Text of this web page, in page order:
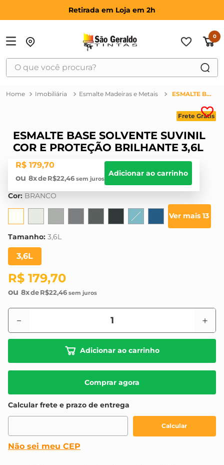
Retirada em Loja em 2h
0
O que você procura?
Imobiliária Esmalte Madeiras e Metais ESMALTE BASE SOLVENTE SUVINIL COR E PROTEÇÃO BRILHANTE 3,6L
Frete Grátis
ESMALTE BASE SOLVENTE SUVINIL
COR E PROTEÇÃO BRILHANTE 3,6L
R$ 179,70
8 R$22,46
Adicionar ao carrinho
Cor: BRANCO
Ver mais 13
Tamanho: 3,6L
3,6L
R$ 179,70
8 R$22,46
＋
－
Adicionar ao carrinho
Comprar agora
Não sei meu CEP
3º
haus
6º
massa corrida
7º
massa acrilica
8º
maquinas
vonder
10º fundo preparador